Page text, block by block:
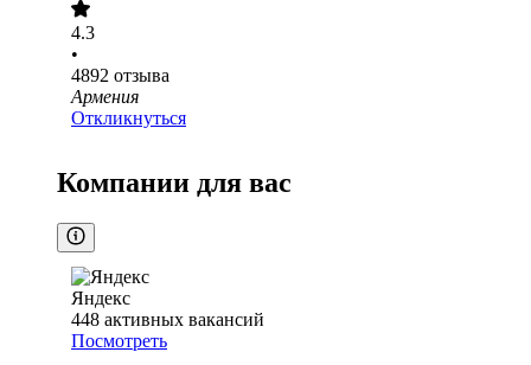
4.3
•
4892 отзыва
Армения
Откликнуться
Компании для вас
Яндекс
448 активных вакансий
Посмотреть